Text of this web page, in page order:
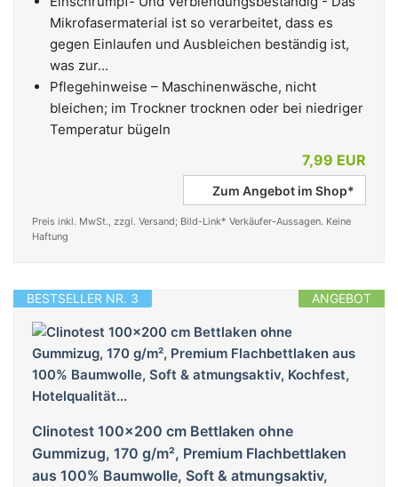
Mikrofasermaterial ist so verarbeitet, dass es
gegen Einlaufen und Ausbleichen beständig ist,
was zur...
Pflegehinweise – Maschinenwäsche, nicht
bleichen; im Trockner trocknen oder bei niedriger
Temperatur bügeln
7,99 EUR
Zum Angebot im Shop*
Preis inkl. MwSt., zzgl. Versand; Bild-Link* Verkäufer-Aussagen. Keine
Haftung
ANGEBOT
BESTSELLER NR. 3
Clinotest 100x200 cm Bettlaken ohne
Gummizug, 170 g/m², Premium Flachbettlaken
aus 100% Baumwolle, Soft & atmungsaktiv,